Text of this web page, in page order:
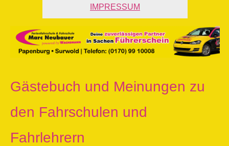
IMPRESSUM
Gästebuch und Meinungen zu
den Fahrschulen und
Fahrlehrern